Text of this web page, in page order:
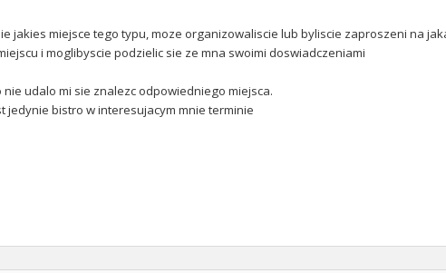
jakies miejsce tego typu, moze organizowaliscie lub byliscie zaproszeni na
i moglibyscie podzielic sie ze mna swoimi doswiadczeniami
udalo mi sie znalezc odpowiedniego miejsca.
jedynie bistro w interesujacym mnie terminie